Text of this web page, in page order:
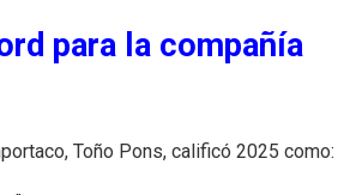
para la compañía
Toño Pons, calificó 2025 como: